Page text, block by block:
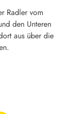
Radler vom
den Unteren
aus über die